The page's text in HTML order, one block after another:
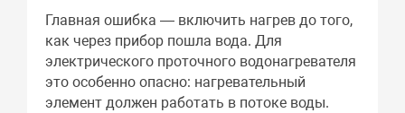
Главная ошибка — включить нагрев до того,
как через прибор пошла вода. Для
электрического проточного водонагревателя
это особенно опасно: нагревательный
элемент должен работать в потоке воды.